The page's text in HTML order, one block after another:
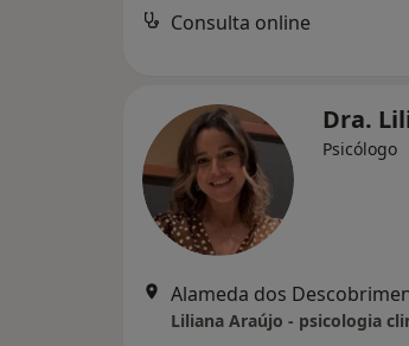
Consulta online
Dra.
Psicólogo
Liliana Araújo - psicologia